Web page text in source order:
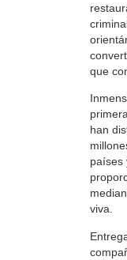
que
han
países
viva.